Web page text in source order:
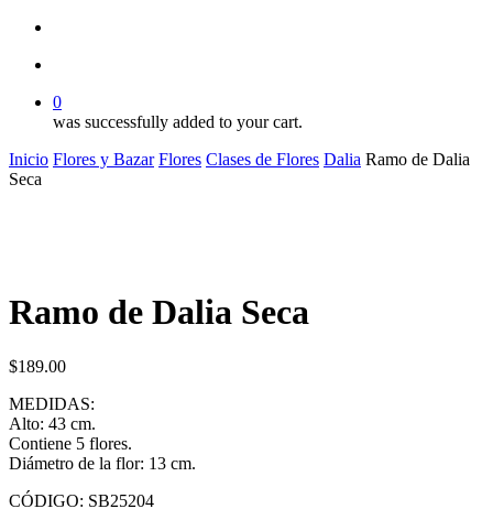
0
was successfully added to your cart.
Inicio Flores y Bazar Flores Clases de Flores Dalia Ramo de Dalia
Seca
Ramo de Dalia Seca
$189.00
MEDIDAS:
Alto: 43 cm.
Contiene 5 flores.
Diámetro de la flor: 13 cm.
CÓDIGO: SB25204